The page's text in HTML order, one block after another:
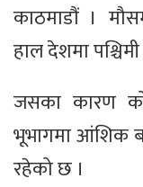
काठमाडौं ।
हाल देशमा
जसका कारण
भूभागमा आंशिक
रहेको छ ।